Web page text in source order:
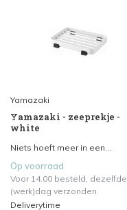
Yamazaki
Yamazaki - zeeprekje -
white
Niets hoeft meer in een...
Op voorraad
Voor 14.00 besteld, dezelfde
(werk)dag verzonden.
Deliverytime